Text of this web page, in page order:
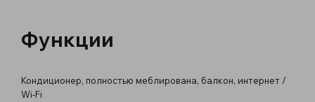
Функции
Кондиционер, полностью меблирована, балкон, интернет /
Wi-Fi